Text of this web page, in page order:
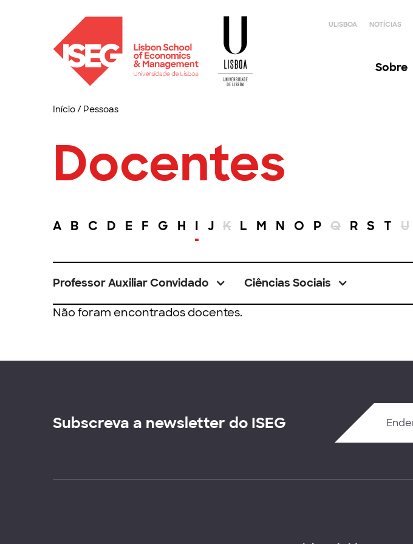
ULISBOA NOTÍCIAS
Sobre
Início/ Pessoas
Docentes
A B C D E F G H I J K L M N O P Q R S T U
Professor Auxiliar Convidado Ciências Sociais
Não foram encontrados docentes.
Subscreva a newsletter do ISEG